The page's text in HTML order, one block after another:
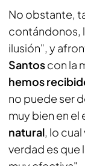
No obstante,
contándonos,
ilusión", y
Santoscon la
hemos
no puede ser
muy bien en el
natural, lo
verdad es que